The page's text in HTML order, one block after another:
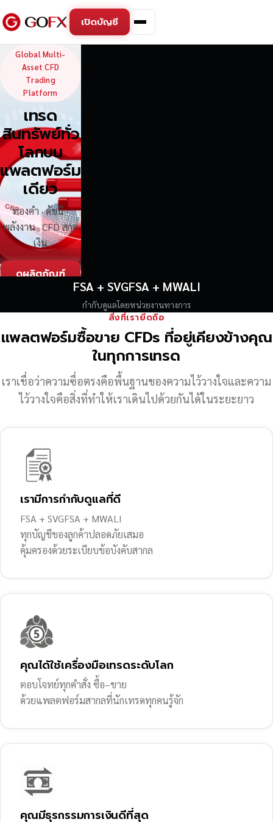
เปิดบัญชี
GoFX — Global Multi-
Global Multi-
Asset CFD
Trading
Platform
เทรด
สินทรัพย์ทั่ว
โลกบน
แพลตฟอร์ม
เดียว
ทองคำ · ดัชนี ·
พลังงาน · CFD สกุล
เงิน
ดูผลิตภัณฑ์
FSA + SVGFSA + MWALI
กำกับดูแลโดยหน่วยงานทางการ
สิ่งที่เรายึดถือ
แพลตฟอร์มซื้อขาย CFDs ที่อยู่เคียงข้างคุณ
ในทุกการเทรด
เราเชื่อว่าความซื่อตรงคือพื้นฐานของความไว้วางใจและความ
ไว้วางใจคือสิ่งที่ทำให้เราเดินไปด้วยกันได้ในระยะยาว
เรามีการกำกับดูแลที่ดี
FSA + SVGFSA + MWALI
ทุกบัญชีของลูกค้าปลอดภัยเสมอ
คุ้มครองด้วยระเบียบข้อบังคับสากล
คุณได้ใช้เครื่องมือเทรดระดับโลก
ตอบโจทย์ทุกคำสั่ง ซื้อ–ขาย
ด้วยแพลตฟอร์มสากลที่นักเทรดทุกคนรู้จัก
คุณมีธุรกรรมการเงินดีที่สุด